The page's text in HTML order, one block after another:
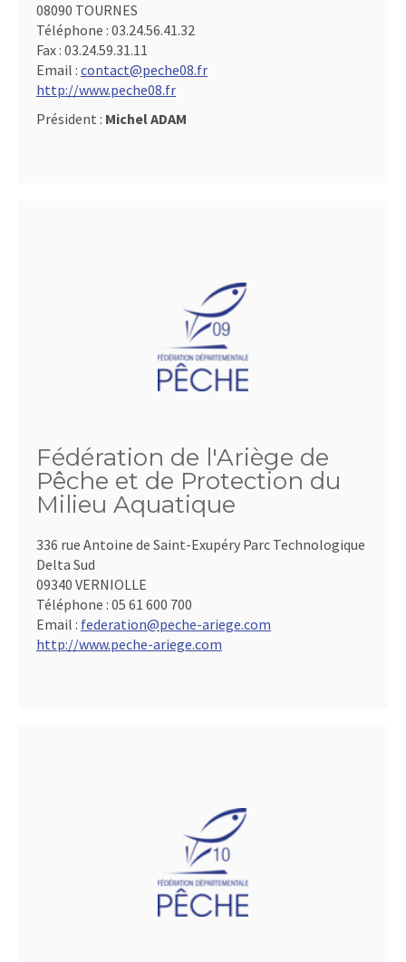
08090 TOURNES
Téléphone : 03.24.56.41.32
Fax : 03.24.59.31.11
Email : contact@peche08.fr
http://www.peche08.fr
Président : Michel ADAM
Fédération de l'Ariège de
Pêche et de Protection du
Milieu Aquatique
336 rue Antoine de Saint-Exupéry Parc Technologique
Delta Sud
09340 VERNIOLLE
Téléphone : 05 61 600 700
Email : federation@peche-ariege.com
http://www.peche-ariege.com